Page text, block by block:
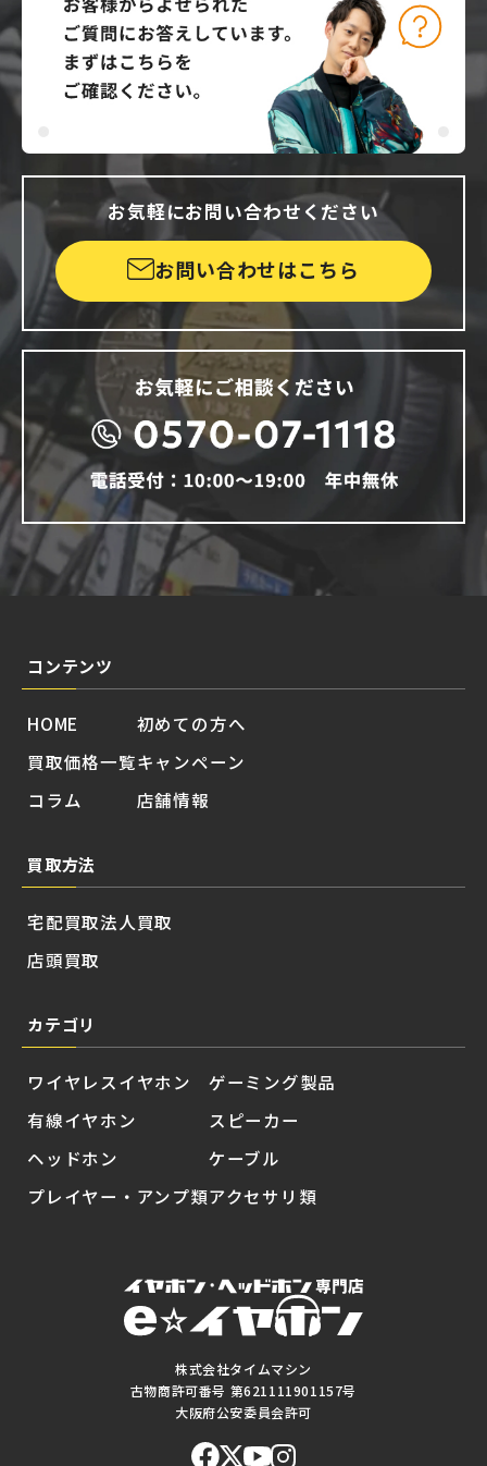
お気軽にお問い合わせください
お問い合わせはこちら
株式会社タイムマシン
古物商許可番号 第621111901157号
大阪府公安委員会許可
コンテンツ
HOME
買取価格一覧
コラム
初めての方へ
キャンペーン
店舗情報
買取方法
宅配買取
店頭買取
法人買取
カテゴリ
ワイヤレスイヤホン
有線イヤホン
ヘッドホン
プレイヤー・アンプ類
ゲーミング製品
スピーカー
ケーブル
アクセサリ類